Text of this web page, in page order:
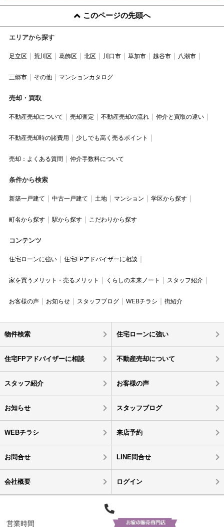
このページの先頭へ
エリアから探す
足立区 荒川区 葛飾区 北区 川口市 草加市 越谷市 八潮市
三郷市 その他 マンションカタログ
売却・買取
不動産売却について 売却査定 不動産売却の流れ 仲介と買取の違い
不動産売却時の諸費用 少しでも高く売るポイント
売却：よくある質問 仲介手数料について
条件から検索
新築一戸建て 中古一戸建て 土地 マンション 学区から探す
町名から探す 駅から探す こだわりから探す
コンテンツ
住宅ローンに強い 住宅FPアドバイザーに相談
家を買うメリット・売るメリット くらしの未来ノート スタッフ紹介
お客様の声 お知らせ スタッフブログ WEBチラシ 街紹介
物件検索 住宅ローンに強い
住宅FPアドバイザーに相談 不動産売却について
スタッフ紹介 お客様の声
お知らせ スタッフブログ
WEBチラシ 来店予約
お問合せ LINE問合せ
会社概要 ログイン
営業時間